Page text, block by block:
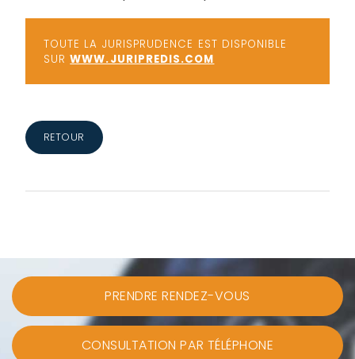
TOUTE LA JURISPRUDENCE EST DISPONIBLE
SURWWW.JURIPREDIS.COM
RETOUR
PRENDRE RENDEZ-VOUS
CONSULTATION PAR TÉLÉPHONE